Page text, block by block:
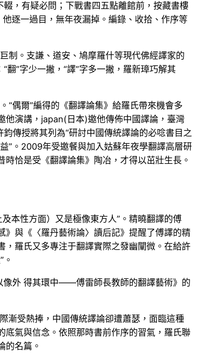
，有疑必問；下戰書四五點離館前，按藏書樓
逐一過目，無年夜漏掉。編錄、收拾、作序等
制。支謙、道安、鳩摩羅什等現代佛經譯家的
”字少一撇，“譯”字多一撇，羅新璋巧解其
“偶爾”編得的《翻譯論集》給羅氏帶來機會多
他演講，japan(日本)邀他傳佈中國譯論，臺灣
鈞傳授將其列為“研討中國傳統譯論的必唸書目之
”。2009年受邀餐與加入姑蘇年夜學翻譯高層研
恰是受《翻譯論集》陶冶，才得以茁壯生長。
本性方面）又是極像東方人”。精曉翻譯的傅
與《〈羅丹藝術論〉讀后記》提醒了傅譯的精
羅氏又多專注于翻譯實際之發幽闡微。在給許
像外 得其環中——傅雷師長教師的翻譯藝術》的
漸受熱捧，中國傳統譯論卻遭蕭瑟，面臨這種
氣與信念。依照那時書前作序的習氣，羅氏聯
的名篇。